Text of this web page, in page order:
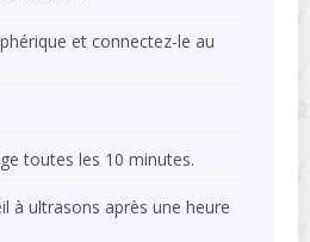
et connectez-le au
toutes les 10 minutes.
à ultrasons après une heure